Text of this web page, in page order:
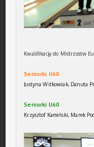
Kwalifikację do Mistrzostw
Seniorki U60
Justyna Witkowiak, Danuta
Seniorki U60
Krzysztof Kamiński, Marek